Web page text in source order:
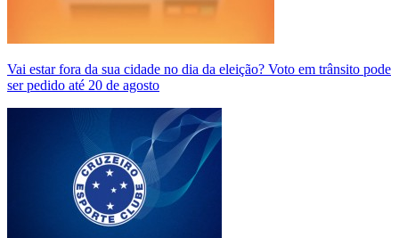
Vai estar fora da sua cidade no dia da eleição? Voto em trânsito pode
ser pedido até 20 de agosto